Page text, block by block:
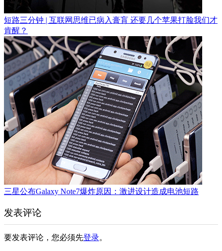
短路三分钟 | 互联网思维已病入膏肓 还要几个苹果打脸我们才
肯醒？
三星公布Galaxy Note7爆炸原因：激进设计造成电池短路
发表评论
要发表评论，您必须先登录。